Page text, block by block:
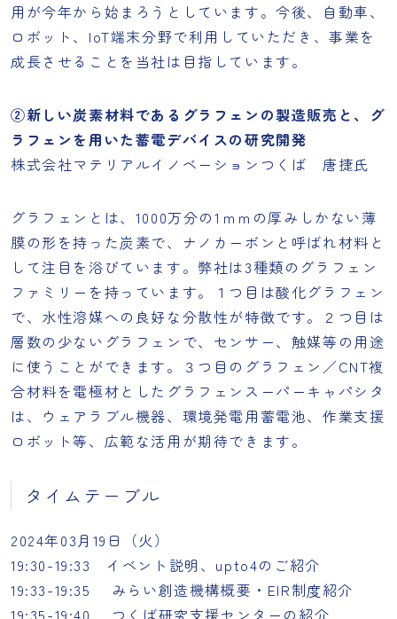
用が今年から始まろうとしています。今後、自動車、
ロボット、IoT端末分野で利用していただき、事業を
成長させることを当社は目指しています。
②新しい炭素材料であるグラフェンの製造販売と、グ
ラフェンを用いた蓄電デバイスの研究開発
株式会社マテリアルイノベーションつくば 唐捷氏
グラフェンとは、1000万分の1ｍｍの厚みしかない薄
膜の形を持った炭素で、ナノカーボンと呼ばれ材料と
して注目を浴びています。弊社は3種類のグラフェン
ファミリーを持っています。１つ目は酸化グラフェン
で、水性溶媒への良好な分散性が特徴です。２つ目は
層数の少ないグラフェンで、センサー、触媒等の用途
に使うことができます。３つ目のグラフェン／CNT複
合材料を電極材としたグラフェンスーパーキャパシタ
は、ウェアラブル機器、環境発電用蓄電池、作業支援
ロボット等、広範な活用が期待できます。
タイムテーブル
2024年03月19日（火）
19:30-19:33 イベント説明、upto4のご紹介
19:33-19:35 みらい創造機構概要・EIR制度紹介
19:35-19:40 つくば研究支援センターの紹介